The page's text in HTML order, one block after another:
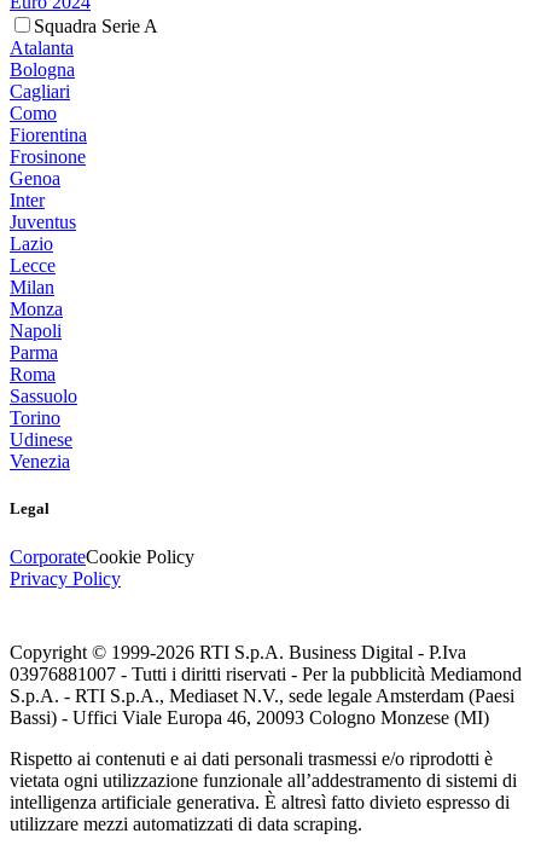
Squadra Serie A
Atalanta
Bologna
Cagliari
Como
Fiorentina
Frosinone
Genoa
Inter
Juventus
Lazio
Lecce
Milan
Monza
Napoli
Parma
Roma
Sassuolo
Torino
Udinese
Venezia
Legal
CorporateCookie Policy
Privacy Policy
Copyright © 1999-2026 RTI S.p.A. Business Digital - P.Iva
03976881007 - Tutti i diritti riservati - Per la pubblicità Mediamond
S.p.A. - RTI S.p.A., Mediaset N.V., sede legale Amsterdam (Paesi
Bassi) - Uffici Viale Europa 46, 20093 Cologno Monzese (MI)
Rispetto ai contenuti e ai dati personali trasmessi e/o riprodotti è
vietata ogni utilizzazione funzionale all’addestramento di sistemi di
intelligenza artificiale generativa. È altresì fatto divieto espresso di
utilizzare mezzi automatizzati di data scraping.